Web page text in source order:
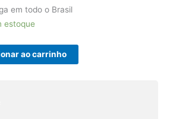
em todo o Brasil
estoque
ao carrinho